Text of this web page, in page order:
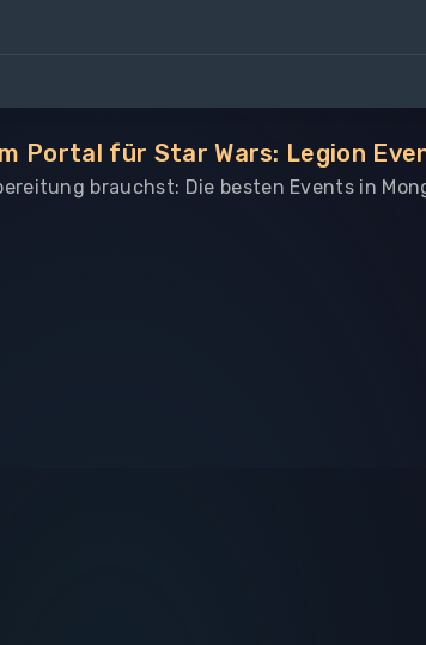
Portal für Star Wars: Legion
brauchst: Die besten Events in